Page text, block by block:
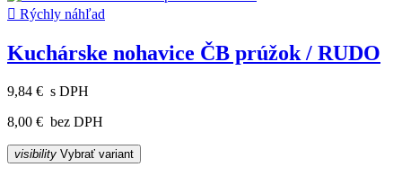
 Rýchly náhľad
Kuchárske nohavice ČB prúžok / RUDO
9,84 € s DPH
8,00 € bez DPH
visibility Vybrať variant